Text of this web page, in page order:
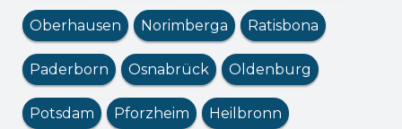
Oberhausen Norimberga Ratisbona
Paderborn Osnabrück Oldenburg
Potsdam Pforzheim Heilbronn